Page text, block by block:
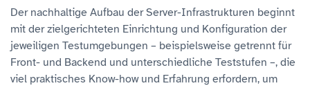
Der nachhaltige Aufbau der Server-Infrastrukturen beginnt
mit der zielgerichteten Einrichtung und Konfiguration der
jeweiligen Testumgebungen – beispielsweise getrennt für
Front- und Backend und unterschiedliche Teststufen –, die
viel praktisches Know-how und Erfahrung erfordern, um